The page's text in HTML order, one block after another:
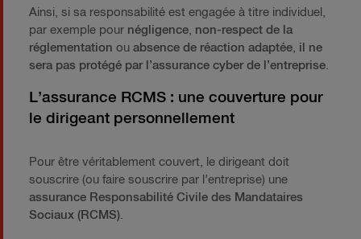
Ainsi, si sa responsabilité est engagée à titre individuel,
par exemple pour négligence non-respect de la
réglementation ou absence de réaction adaptée il ne
sera pas protégé par l’assurance cyber de l’entreprise
L’assurance RCMS : une couverture pour
le dirigeant personnellement
Pour être véritablement couvert, le dirigeant doit
souscrire (ou faire souscrire par l’entreprise) une
assurance Responsabilité Civile des Mandataires
Sociaux (RCMS).